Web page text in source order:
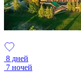
8 дней
7 ночей